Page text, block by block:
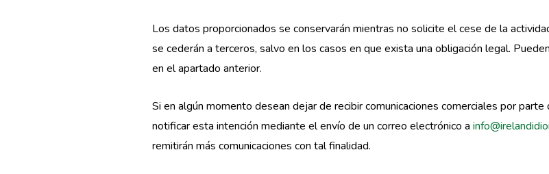
Los datos proporcionados se conservarán mientras no solicite el cese de la
se cederán a terceros, salvo en los casos en que exista una obligación legal.
en el apartado anterior.
Si en algún momento desean dejar de recibir comunicaciones comerciales por
notificar esta intención mediante el envío de un correo electrónico a
remitirán más comunicaciones con tal finalidad.